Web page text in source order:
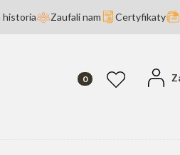
historia Zaufali nam Certyfikaty
Produkty w koszyku: 0.
Ulubione